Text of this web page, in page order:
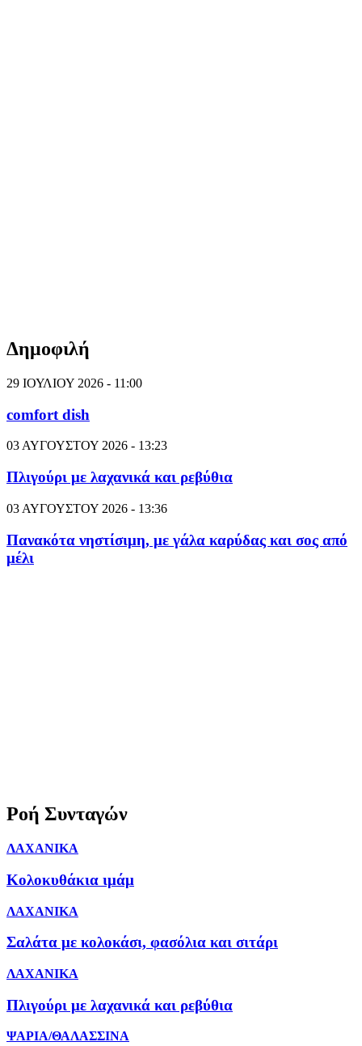
Δημοφιλή
29 ΙΟΥΛΙΟΥ 2026 - 11:00
comfort dish
03 ΑΥΓΟΥΣΤΟΥ 2026 - 13:23
Πλιγούρι με λαχανικά και ρεβύθια
03 ΑΥΓΟΥΣΤΟΥ 2026 - 13:36
Πανακότα νηστίσιμη, με γάλα καρύδας και σος από
μέλι
Ροή Συνταγών
ΛΑΧΑΝΙΚΑ
Κολοκυθάκια ιμάμ
ΛΑΧΑΝΙΚΑ
Σαλάτα με κολοκάσι, φασόλια και σιτάρι
ΛΑΧΑΝΙΚΑ
Πλιγούρι με λαχανικά και ρεβύθια
ΨΑΡΙΑ/ΘΑΛΑΣΣΙΝΑ